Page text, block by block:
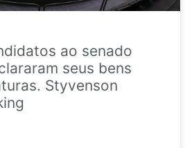
ao senado
seus bens
Styvenson